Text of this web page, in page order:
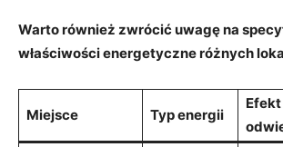
Warto również zwrócić uwagę⁣ na
właściwości ⁢energetyczne różnych
Miejsce Typ energii